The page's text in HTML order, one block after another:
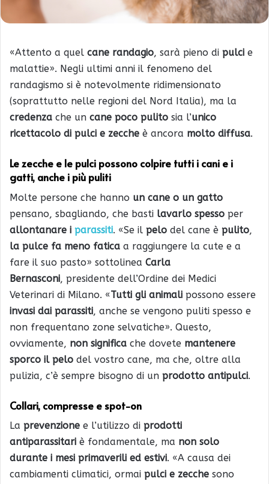
«Attento a quel cane randagio, sarà pieno di pulci e
malattie». Negli ultimi anni il fenomeno del
randagismo si è notevolmente ridimensionato
(soprattutto nelle regioni del Nord Italia), ma la
credenza che un cane poco pulito sia l’unico
ricettacolo di pulci e zecche è ancora molto diffusa.
Le zecche e le pulci possono colpire tutti i cani e i
gatti, anche i più puliti
Molte persone che hanno un cane o un gatto
pensano, sbagliando, che basti lavarlo spesso per
allontanare i parassiti. «Se il pelo del cane è pulito,
la pulce fa meno fatica a raggiungere la cute e a
fare il suo pasto» sottolinea Carla
Bernasconi, presidente dell’Ordine dei Medici
Veterinari di Milano. «Tutti gli animali possono essere
invasi dai parassiti, anche se vengono puliti spesso e
non frequentano zone selvatiche». Questo,
ovviamente, non significa che dovete mantenere
sporco il pelo del vostro cane, ma che, oltre alla
pulizia, c’è sempre bisogno di un prodotto antipulci.
Collari, compresse e spot-on
La prevenzione e l’utilizzo di prodotti
antiparassitari è fondamentale, ma non solo
durante i mesi primaverili ed estivi. «A causa dei
cambiamenti climatici, ormai pulci e zecche sono